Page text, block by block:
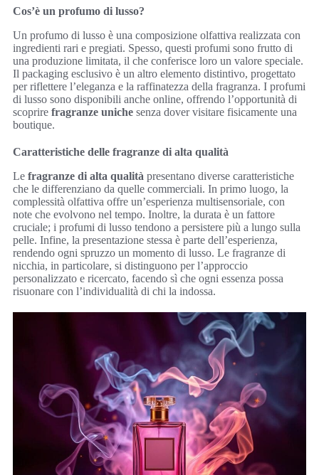
Cos’è un profumo di lusso?
Un profumo di lusso è una composizione olfattiva realizzata con
ingredienti rari e pregiati. Spesso, questi profumi sono frutto di
una produzione limitata, il che conferisce loro un valore speciale.
Il packaging esclusivo è un altro elemento distintivo, progettato
per riflettere l’eleganza e la raffinatezza della fragranza. I profumi
di lusso sono disponibili anche online, offrendo l’opportunità di
scoprire fragranze uniche senza dover visitare fisicamente una
boutique.
Caratteristiche delle fragranze di alta qualità
Le fragranze di alta qualità presentano diverse caratteristiche
che le differenziano da quelle commerciali. In primo luogo, la
complessità olfattiva offre un’esperienza multisensoriale, con
note che evolvono nel tempo. Inoltre, la durata è un fattore
cruciale; i profumi di lusso tendono a persistere più a lungo sulla
pelle. Infine, la presentazione stessa è parte dell’esperienza,
rendendo ogni spruzzo un momento di lusso. Le fragranze di
nicchia, in particolare, si distinguono per l’approccio
personalizzato e ricercato, facendo sì che ogni essenza possa
risuonare con l’individualità di chi la indossa.